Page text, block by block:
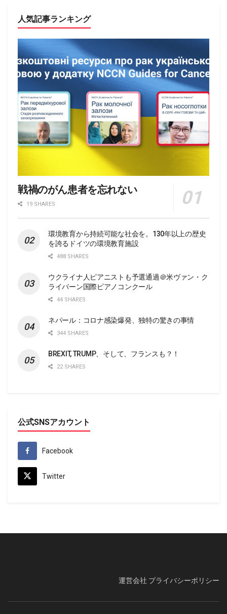
人気記事ランキング
戦禍のがん患者を忘れない
19 SHARES
環境教育から持続可能な社会を。130年以上の歴史
を誇るドイツの環境教育施設
488 SHARES
ウクライナ人ピアニストも予選通過＠米ヴァン・ク
ライバーン国際ピアノコンクール
44 SHARES
ネパール：コロナ感染爆発、独特の驚きの事情
344 SHARES
BREXIT, TRUMP、そして、フランスも？！
22 SHARES
公式SNSアカウント
Facebook
Twitter
運営会社 プライバシーポリシー